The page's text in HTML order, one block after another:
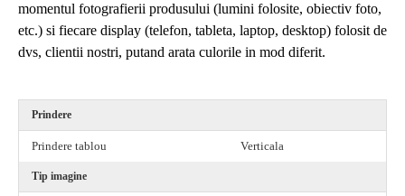
momentul fotografierii produsului (lumini folosite, obiectiv foto,
etc.) si fiecare display (telefon, tableta, laptop, desktop) folosit de
dvs, clientii nostri, putand arata culorile in mod diferit.
Prindere
Prindere tablou Verticala
Tip imagine